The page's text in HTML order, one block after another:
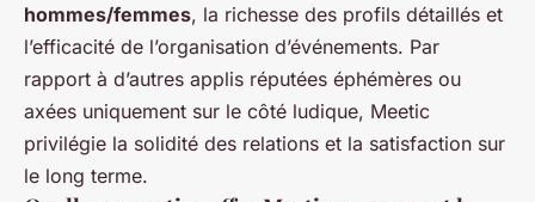
hommes/femmes, la richesse des profils détaillés et
l’efficacité de l’organisation d’événements. Par
rapport à d’autres applis réputées éphémères ou
axées uniquement sur le côté ludique, Meetic
privilégie la solidité des relations et la satisfaction sur
le long terme.